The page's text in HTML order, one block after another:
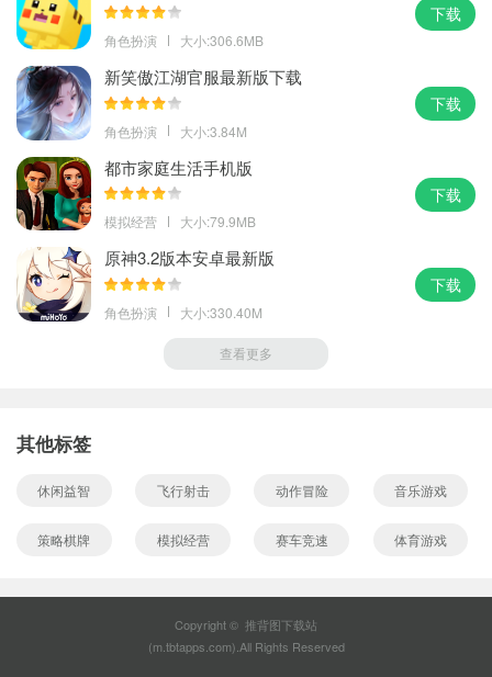
角色扮演 大小:306.6MB
下载
新笑傲江湖官服最新版下载
角色扮演 大小:3.84M
下载
都市家庭生活手机版
模拟经营 大小:79.9MB
下载
原神3.2版本安卓最新版
角色扮演 大小:330.40M
下载
查看更多
其他标签
休闲益智 飞行射击 动作冒险 音乐游戏
策略棋牌 模拟经营 赛车竞速 体育游戏
Copyright © 推背图下载站
(m.tbtapps.com).All Rights Reserved